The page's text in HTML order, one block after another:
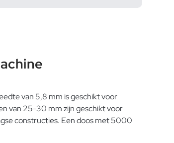
van 5,8 mm is geschikt voor
van 25-30 mm zijn geschikt voor
constructies. Een doos met 5000